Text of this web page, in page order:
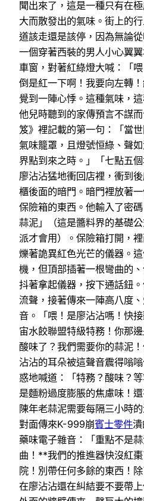
聞出來了，這是一種只有在
大而散發出的氣味。街上的
道該走還是該停，因為無論
一個穿著西裝的男人小心翼
車窗，對著紅綠燈大喊：「
倒是紅一下啊！我要向左轉
覺到一陣心悸。這種氣味，
他兒時聽到的家傳預言不謀
笈》裡記載的第一句：「當
氣味籠罩，且燈號恒綠、聲
界點到來之時。」「七點五
廖沾沾猛地衝回店裡，衝到
櫃後面的暗門。暗門裡放著
保險箱的東西。他輸入了密
蒜泥」（這是醬料界的基礎
派才會用）。保險箱打開，
爍著詭異紅色光芒的儀器。
機，但頂部插著一根彎曲的
抖著拿起儀器，按下通話鈕
流聲，接著傳來一陣高八度
音。「喂！是廖沾沾嗎！快
宙水餃聯盟特級特務！你那
酸味了？我們需要你的蒜泥
沾沾的耳朵被這聲音震得嗡
惑地喊道：「特務？酸味？
是麵粉過度膨脹的焦慮味！
陳年老蒜泥需要每隔三小時
對面傳來K-999崩賓士零件
藥味電子雜音：「重點不是
曲！**我們的推進器快沒紅
院！別帶任何多餘的東西！
在廖沾沾還在糾結要不要帶